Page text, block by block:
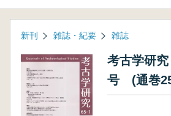
新刊 雑誌・紀要 雑誌
考古学研
号 (通巻